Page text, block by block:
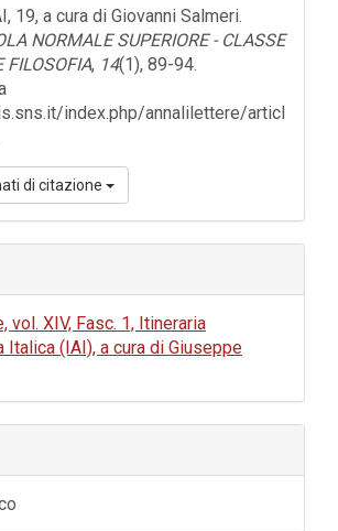
19, a cura di Giovanni Salmeri.
NORMALE SUPERIORE - CLASSE
FILOSOFIA, 14(1), 89-94.
index.php/annalilettere/articl
di citazione
vol. XIV, Fasc. 1, Itineraria
Italica (IAI), a cura di Giuseppe